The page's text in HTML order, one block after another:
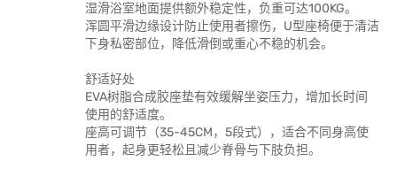
湿滑浴室地面提供额外稳定性，负重可达100KG。
浑圆平滑边缘设计防止使用者擦伤，U型座椅便于清洁
下身私密部位，降低滑倒或重心不稳的机会。
舒适好处
EVA树脂合成胶座垫有效缓解坐姿压力，增加长时间
使用的舒适度。
座高可调节（35-45CM，5段式），适合不同身高使
用者，起身更轻松且减少脊骨与下肢负担。